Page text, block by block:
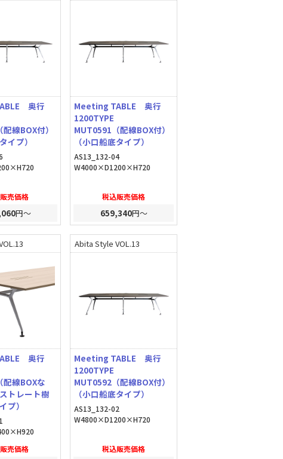
奥行
線BOX付）
イプ）
売価格
円～
Meeting TABLE 奥行
1200TYPE
MUT0591（配線BOX付）
（小口船底タイプ）
AS13_132-04
W4000×D1200×H720
税込販売価格
659,340円～
奥行
線BOXな
トレート樹
プ）
売価格
Abita Style VOL.13
Meeting TABLE 奥行
1200TYPE
MUT0592（配線BOX付）
（小口船底タイプ）
AS13_132-02
W4800×D1200×H720
税込販売価格